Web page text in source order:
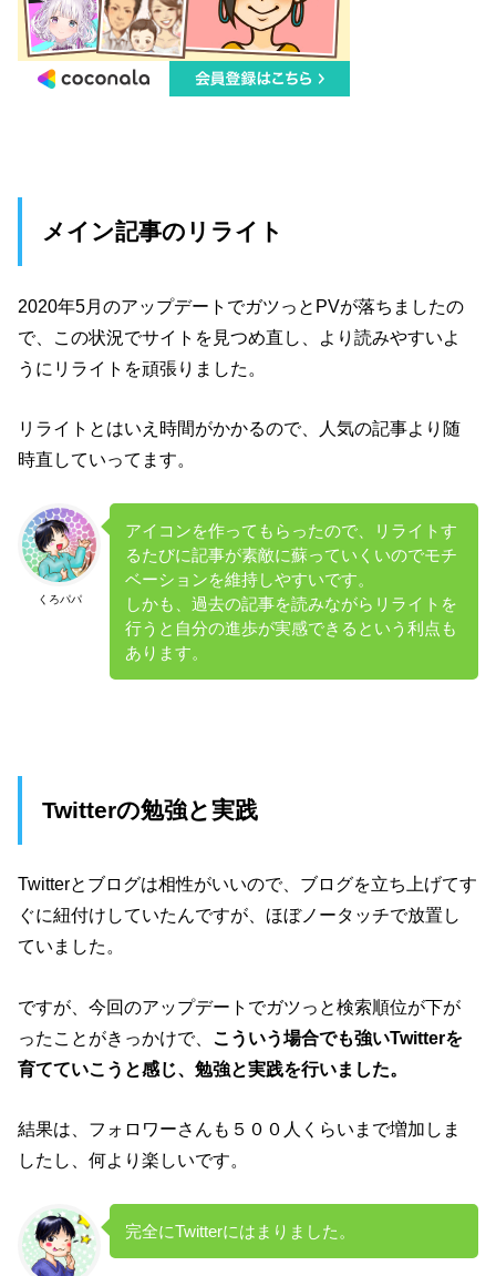
メイン記事のリライト
2020年5月のアップデートでガツっとPVが落ちましたの
で、この状況でサイトを見つめ直し、より読みやすいよ
うにリライトを頑張りました。
リライトとはいえ時間がかかるので、人気の記事より随
時直していってます。
くろパパ
アイコンを作ってもらったので、リライトす
るたびに記事が素敵に蘇っていくいのでモチ
ベーションを維持しやすいです。
しかも、過去の記事を読みながらリライトを
行うと自分の進歩が実感できるという利点も
あります。
Twitterの勉強と実践
Twitterとブログは相性がいいので、ブログを立ち上げてす
ぐに紐付けしていたんですが、ほぼノータッチで放置し
ていました。
ですが、今回のアップデートでガツっと検索順位が下が
ったことがきっかけで、 こういう場合でも強いTwitterを
育てていこうと感じ、勉強と実践を行いました。
結果は、フォロワーさんも５００人くらいまで増加しま
したし、何より楽しいです。
完全にTwitterにはまりました。